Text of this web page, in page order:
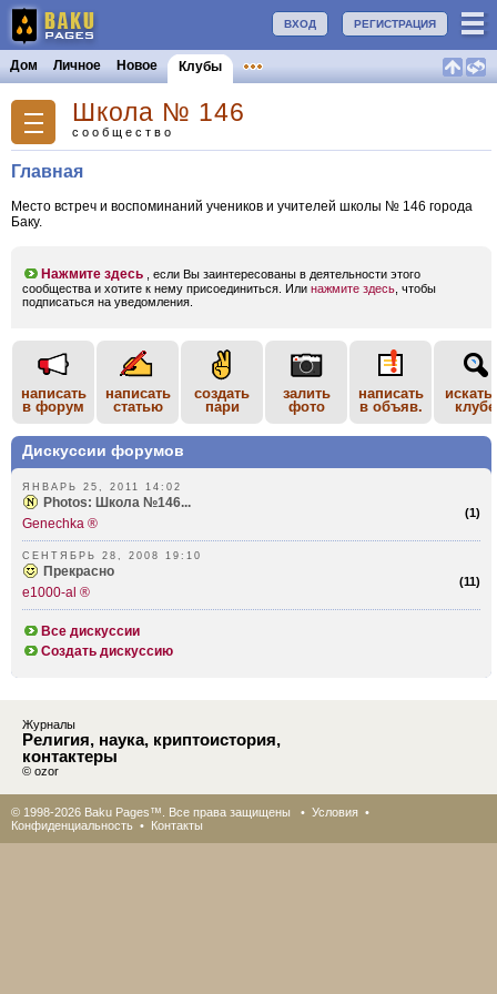
РЕГИСТРАЦИЯ
ВХОД
Дом Личное Новое Клубы
Школа № 146
сообщество
Главная
Место встреч и воспоминаний учеников и учителей школы № 146 города
Баку.
Нажмите здесь , если Вы заинтересованы в деятельности этого
сообщества и хотите к нему присоединиться. Или нажмите здесь , чтобы
подписаться на уведомления.
написать
в форум
написать
статью
создать
пари
залить
фото
написать
в объяв.
искать
клубе
Дискуссии форумов
ЯНВАРЬ 25, 2011 14:02
(1)
Photos: Школа №146...
Genechka ®
СЕНТЯБРЬ 28, 2008 19:10
(11)
Прекрасно
e1000-al ®
Все дискуссии
Создать дискуссию
Журналы
Религия, наука, криптоистория,
контактеры
© ozor
© 1998-2026 Baku Pages™. Все права защищены • Условия •
Конфиденциальность • Контакты